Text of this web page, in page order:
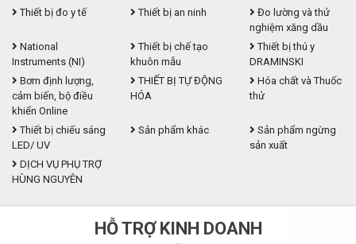
Thiết bị đo y tế
Thiết bị an ninh
Đo lường và thử
nghiệm xăng dầu
National
Instruments (NI)
Thiết bị chế tạo
khuôn mẫu
Thiết bị thú y
DRAMINSKI
Bơm định lượng,
cảm biến, bộ điều
khiển Online
THIẾT BỊ TỰ ĐỘNG
HÓA
Hóa chất và Thuốc
thử
Thiết bị chiếu sáng
LED/ UV
Sản phẩm khác
Sản phẩm ngừng
sản xuất
DỊCH VỤ PHỤ TRỢ
HÙNG NGUYÊN
HỖ TRỢ KINH DOANH